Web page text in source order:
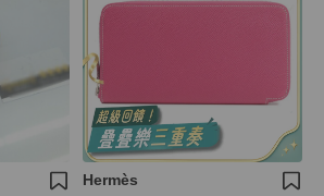
Hermès